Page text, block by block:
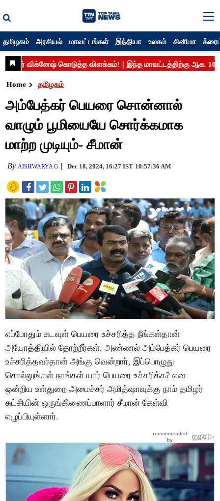
தமிழகம் அரசியல் மாவட்டங்கள் இந்தியா உலகம் சினிமா
Home தமிழகம்
அம்பேத்கர் பெயரை சொன்னால்
வாழும் பூமியையே சொர்க்கமாக
மாற்ற முடியும்- சீமான்
By AISHWARYA G Dec 18, 2024, 16:27 IST 10:57:36 AM
எப்போதும் கடவுள் பெயரை உச்சரித்த நீங்கள்தான்
அயோத்தியில் தோற்றீர்கள். அண்ணல் அம்பேத்கர் பெயரை
உச்சரித்தவர்தான் அங்கு வென்றார், இப்பொழுது
சொல்லுங்கள் நாங்கள் யார் பெயரை உச்சரிக்க? என
ஒன்றிய உள்துறை அமைச்சர் அமித்ஷாவுக்கு நாம் தமிழர்
கட்சியின் ஒருங்கிணைப்பாளார் சீமான் கேள்வி
எழுப்பியுள்ளார்.